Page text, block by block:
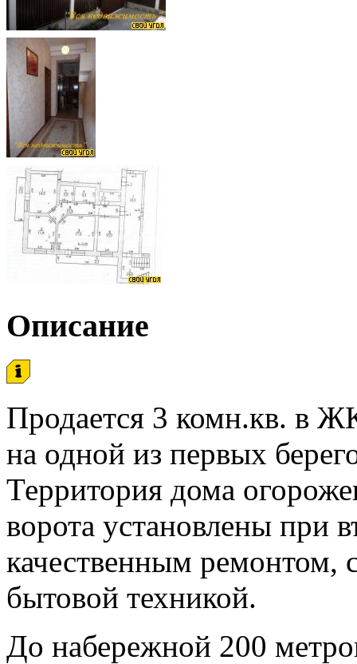
Описание
Продается 3 комн.кв. в
на одной из первых
Территория дома
ворота установлены при
качественным ремонтом,
бытовой техникой.
До набережной 200